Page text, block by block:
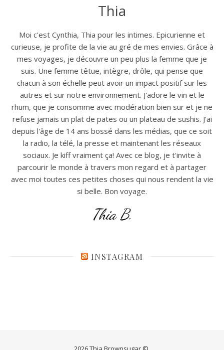
Thia
Moi c'est Cynthia, Thia pour les intimes. Epicurienne et
curieuse, je profite de la vie au gré de mes envies. Grâce à
mes voyages, je découvre un peu plus la femme que je
suis. Une femme têtue, intègre, drôle, qui pense que
chacun à son échelle peut avoir un impact positif sur les
autres et sur notre environnement. J'adore le vin et le
rhum, que je consomme avec modération bien sur et je ne
refuse jamais un plat de pates ou un plateau de sushis. J'ai
depuis l'âge de 14 ans bossé dans les médias, que ce soit
la radio, la télé, la presse et maintenant les réseaux
sociaux. Je kiff vraiment ça! Avec ce blog, je t'invite à
parcourir le monde à travers mon regard et à partager
avec moi toutes ces petites choses qui nous rendent la vie
si belle. Bon voyage.
Thia B.
INSTAGRAM